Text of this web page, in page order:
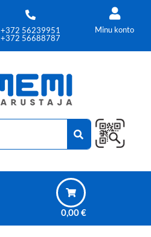
+372 56239951
+372 56688787
Minu konto
0,00€